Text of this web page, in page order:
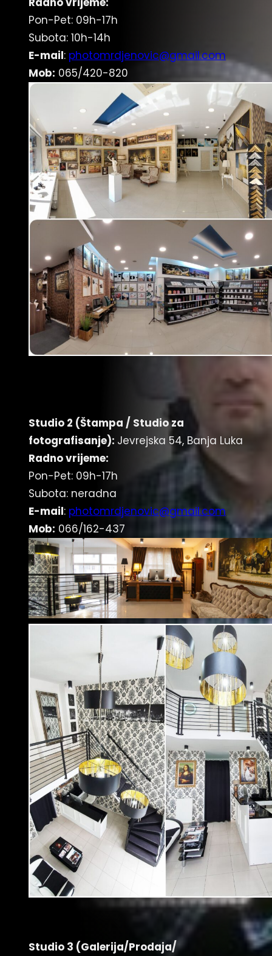
Pon-Pet: 09h-17h
Subota: 10h-14h
E-mail: photomrdjenovic@gmail.com
Mob: 065/420-820
Studio 2 (Štampa / Studio za
fotografisanje): Jevrejska 54, Banja Luka
Radno vrijeme:
Pon-Pet: 09h-17h
Subota: neradna
E-mail: photomrdjenovic@gmail.com
Mob: 066/162-437
Studio 3 (Galerija/Prodaja/